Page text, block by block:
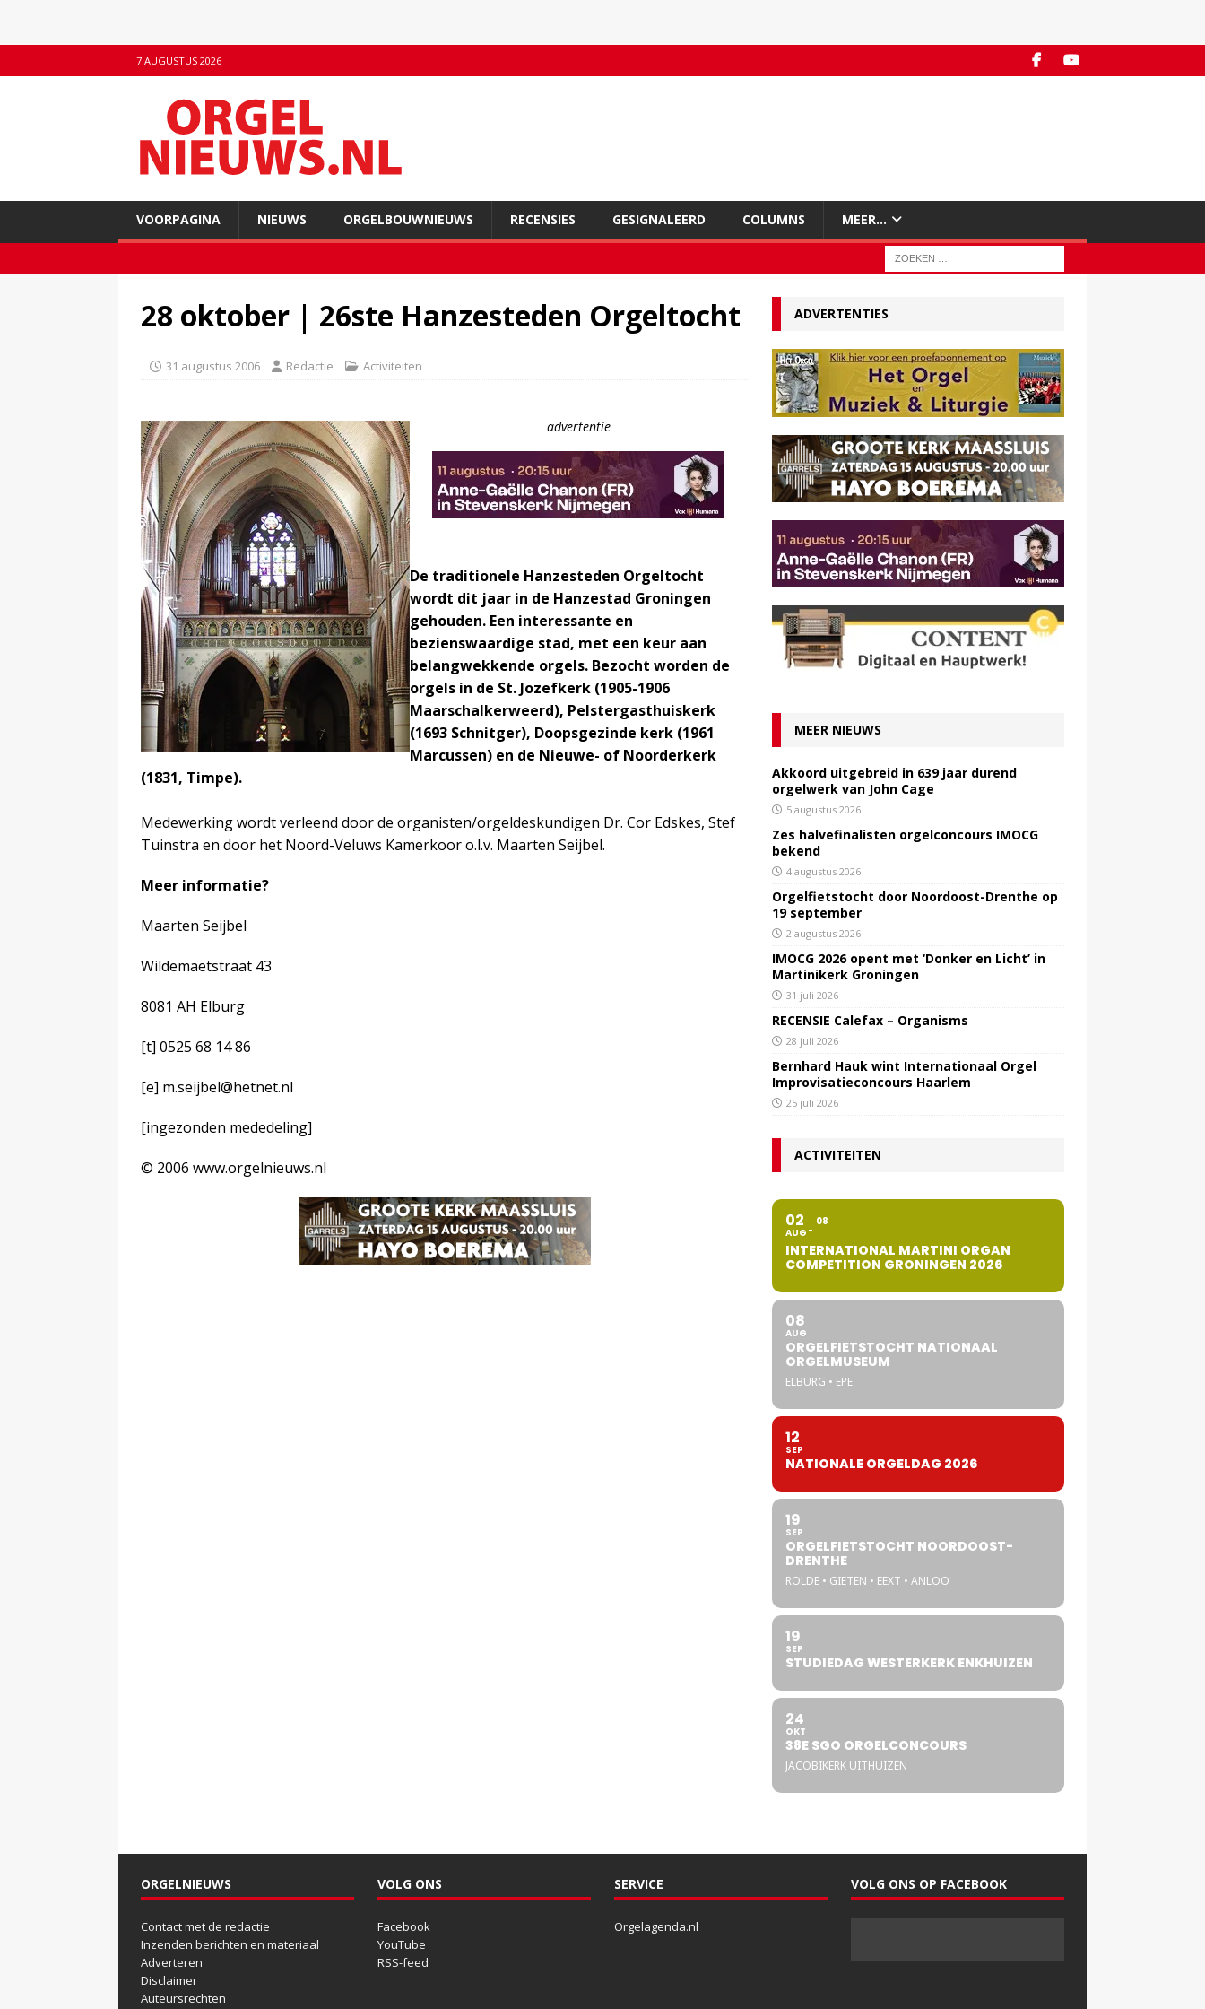
7 AUGUSTUS 2026
VOORPAGINA NIEUWS ORGELBOUWNIEUWS RECENSIES GESIGNALEERD COLUMNS MEER…
28 oktober | 26ste Hanzesteden Orgeltocht
31 augustus 2006 Redactie Activiteiten
advertentie
De traditionele Hanzesteden Orgeltocht
wordt dit jaar in de Hanzestad Groningen
gehouden. Een interessante en
bezienswaardige stad, met een keur aan
belangwekkende orgels. Bezocht worden de
orgels in de St. Jozefkerk (1905-1906
Maarschalkerweerd), Pelstergasthuiskerk
(1693 Schnitger), Doopsgezinde kerk (1961
Marcussen) en de Nieuwe- of Noorderkerk
(1831, Timpe).
Medewerking wordt verleend door de organisten/orgeldeskundigen Dr. Cor Edskes, Stef
Tuinstra en door het Noord-Veluws Kamerkoor o.l.v. Maarten Seijbel.
Meer informatie?
Maarten Seijbel
Wildemaetstraat 43
8081 AH Elburg
[t] 0525 68 14 86
[e] m.seijbel@hetnet.nl
[ingezonden mededeling]
© 2006 www.orgelnieuws.nl
ADVERTENTIES
MEER NIEUWS
Akkoord uitgebreid in 639 jaar durend
orgelwerk van John Cage
5 augustus 2026
Zes halvefinalisten orgelconcours IMOCG
bekend
4 augustus 2026
Orgelfietstocht door Noordoost-Drenthe op
19 september
2 augustus 2026
IMOCG 2026 opent met ‘Donker en Licht’ in
Martinikerk Groningen
31 juli 2026
RECENSIE Calefax – Organisms
28 juli 2026
Bernhard Hauk wint Internationaal Orgel
Improvisatieconcours Haarlem
25 juli 2026
ACTIVITEITEN
02
AUG
08
INTERNATIONAL MARTINI ORGAN
COMPETITION GRONINGEN 2026
08
AUG
ORGELFIETSTOCHT NATIONAAL
ORGELMUSEUM
ELBURG • EPE
12
SEP
NATIONALE ORGELDAG 2026
19
SEP
ORGELFIETSTOCHT NOORDOOST-
DRENTHE
ROLDE • GIETEN • EEXT • ANLOO
19
SEP
STUDIEDAG WESTERKERK ENKHUIZEN
24
OKT
38E SGO ORGELCONCOURS
JACOBIKERK UITHUIZEN
ORGELNIEUWS
Contact met de redactie
Inzenden berichten en materiaal
Adverteren
Disclaimer
Auteursrechten
VOLG ONS
Facebook
YouTube
RSS-feed
SERVICE
Orgelagenda.nl
VOLG ONS OP FACEBOOK